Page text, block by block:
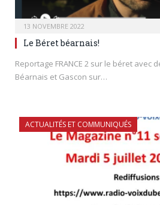
13 NOVEMBRE 2022
Le Béret béarnais!
Reportage FRANCE 2 sur le béret avec
Béarnais et Gascon sur…
ACTUALITÉS ET COMMUNIQUÉS